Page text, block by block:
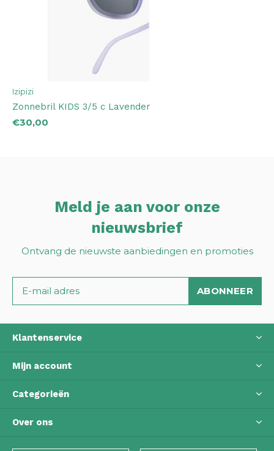
Izipizi
Zonnebril KIDS 3/5 c Lavender
€30,00
Meld je aan voor onze
nieuwsbrief
Ontvang de nieuwste aanbiedingen en promoties
ABONNEER
Klantenservice
Mijn account
Categorieën
Over ons